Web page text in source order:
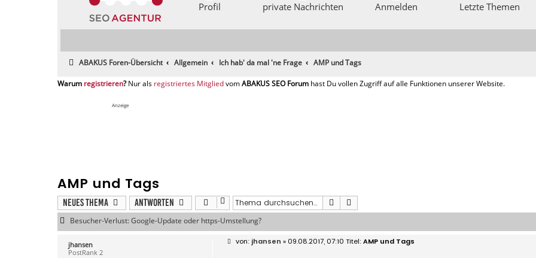
Profil private Nachrichten Anmelden Letzte Themen
ABAKUS Foren-Übersicht Allgemein Ich hab' da mal 'ne Frage AMP und Tags
registrieren registriertes Mitglied
Anzeige
AMP und Tags
Neues Thema Antworten Suche
Besucher-Verlust: Google-Update oder https-Umstellung?
jhansen
PostRank 2
B
jhansen » 09.08.2017, 07:10 AMP und Tags